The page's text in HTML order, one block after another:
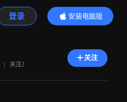
登录
安装电脑版
内容更精彩
| 关注2
关注